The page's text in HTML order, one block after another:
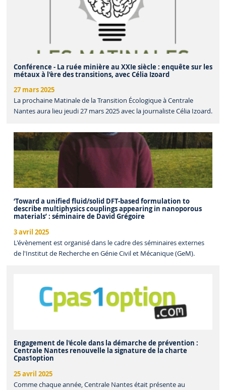
Conférence - La ruée minière au XXIe siècle : enquête sur les
métaux à l'ère des transitions, avec Célia Izoard
27 mars 2025
La prochaine Matinale de la Transition Écologique à Centrale
Nantes aura lieu jeudi 27 mars 2025 avec la journaliste Célia Izoard.
‘Toward a unified fluid/solid DFT-based formulation to
describe multiphysics couplings appearing in nanoporous
materials’ : séminaire de David Grégoire
3 avril 2025
L'évènement est organisé dans le cadre des séminaires externes
de l'Institut de Recherche en Génie Civil et Mécanique (GeM).
Engagement de l'école dans la démarche de prévention :
Centrale Nantes renouvelle la signature de la charte
Cpas1option
25 avril 2025
Comme chaque année, Centrale Nantes était présente au